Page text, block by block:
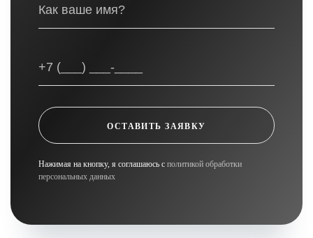
ОСТАВИТЬ ЗАЯВКУ
Нажимая на кнопку, я соглашаюсь с политикой обработки
персональных данных